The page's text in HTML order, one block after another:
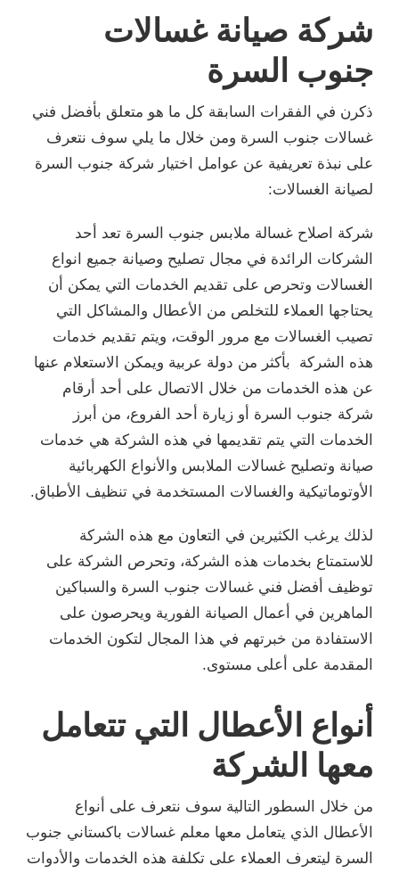
شركة صيانة غسالات
جنوب السرة
ذكرن في الفقرات السابقة كل ما هو متعلق بأفضل فني
غسالات جنوب السرة ومن خلال ما يلي سوف نتعرف
على نبذة تعريفية عن عوامل اختيار شركة جنوب السرة
لصيانة الغسالات:
شركة اصلاح غسالة ملابس جنوب السرة تعد أحد
الشركات الرائدة في مجال تصليح وصيانة جميع انواع
الغسالات وتحرص على تقديم الخدمات التي يمكن أن
يحتاجها العملاء للتخلص من الأعطال والمشاكل التي
تصيب الغسالات مع مرور الوقت، ويتم تقديم خدمات
هذه الشركة بأكثر من دولة عربية ويمكن الاستعلام عنها
عن هذه الخدمات من خلال الاتصال على أحد أرقام
شركة جنوب السرة أو زيارة أحد الفروع، من أبرز
الخدمات التي يتم تقديمها في هذه الشركة هي خدمات
صيانة وتصليح غسالات الملابس والأنواع الكهربائية
الأوتوماتيكية والغسالات المستخدمة في تنظيف الأطباق.
لذلك يرغب الكثيرين في التعاون مع هذه الشركة
للاستمتاع بخدمات هذه الشركة، وتحرص الشركة على
توظيف أفضل فني غسالات جنوب السرة والسباكين
الماهرين في أعمال الصيانة الفورية ويحرصون على
الاستفادة من خبرتهم في هذا المجال لتكون الخدمات
المقدمة على أعلى مستوى.
أنواع الأعطال التي تتعامل
معها الشركة
من خلال السطور التالية سوف نتعرف على أنواع
الأعطال الذي يتعامل معها معلم غسالات باكستاني جنوب
السرة ليتعرف العملاء على تكلفة هذه الخدمات والأدوات